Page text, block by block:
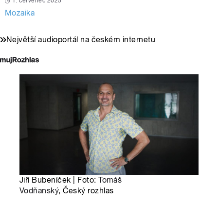
Mozaika
Největší audioportál na českém internetu
Jiří Bubeníček | Foto:Tomáš
Vodňanský, Český rozhlas